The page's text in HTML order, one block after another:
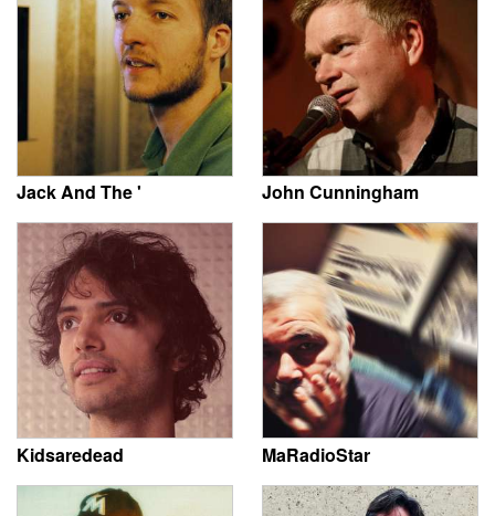
Jack And The ' John Cunningham
Kidsaredead MaRadioStar